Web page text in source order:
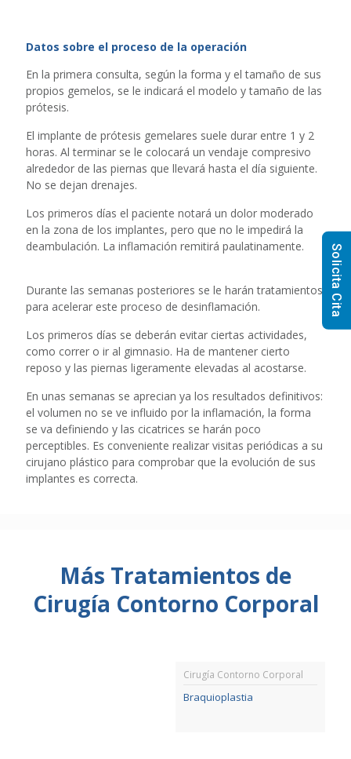
Datos sobre el proceso de la operación
En la primera consulta, según la forma y el tamaño de sus
propios gemelos, se le indicará el modelo y tamaño de las
prótesis.
El implante de prótesis gemelares suele durar entre 1 y 2
horas. Al terminar se le colocará un vendaje compresivo
alrededor de las piernas que llevará hasta el día siguiente.
No se dejan drenajes.
Los primeros días el paciente notará un dolor moderado
en la zona de los implantes, pero que no le impedirá la
deambulación. La inflamación remitirá paulatinamente.
Durante las semanas posteriores se le harán tratamientos
para acelerar este proceso de desinflamación.
Los primeros días se deberán evitar ciertas actividades,
como correr o ir al gimnasio. Ha de mantener cierto
reposo y las piernas ligeramente elevadas al acostarse.
En unas semanas se aprecian ya los resultados definitivos:
el volumen no se ve influido por la inflamación, la forma
se va definiendo y las cicatrices se harán poco
perceptibles. Es conveniente realizar visitas periódicas a su
cirujano plástico para comprobar que la evolución de sus
implantes es correcta.
Más Tratamientos de
Cirugía Contorno Corporal
Cirugía Contorno Corporal
Braquioplastia
Solicita Cita